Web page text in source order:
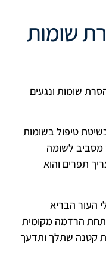
שומות
שומות ונגעים
טיפול בשומות
מסביב לשומה
תפרים והוא
העור הבריא
הרדמה מקומית
קטנה שתלך ותדעך